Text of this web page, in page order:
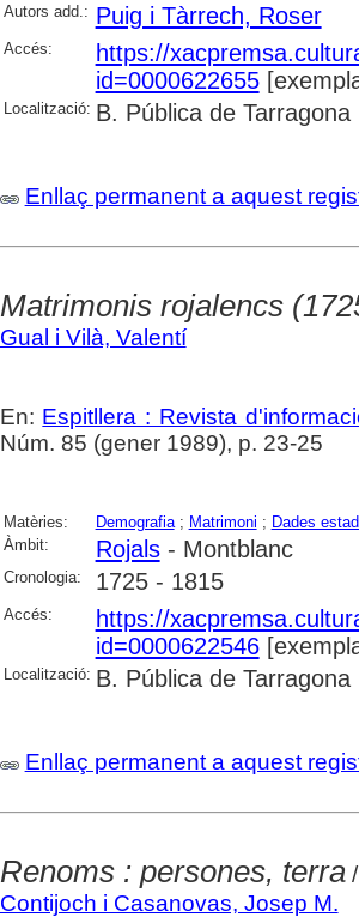
Autors add.: Puig i Tàrrech, Roser
Accés:
https://
id=0000622655
Localització: B. Pública de Tarragona
Enllaç permanent a aquest
Matrimonis rojalencs
Gual i Vilà, Valentí
En: Espitllera : Revista
Núm. 85 (gener 1989), p. 23-25
Matèries: Demografia; Matrimoni ; Dades
Àmbit:
Rojals- Montblanc
Cronologia: 1725 - 1815
Accés:
https://
id=0000622546
Localització: B. Pública de Tarragona
Enllaç permanent a aquest
Renoms : persones, terra/
Contijoch i Casanovas, Josep M.